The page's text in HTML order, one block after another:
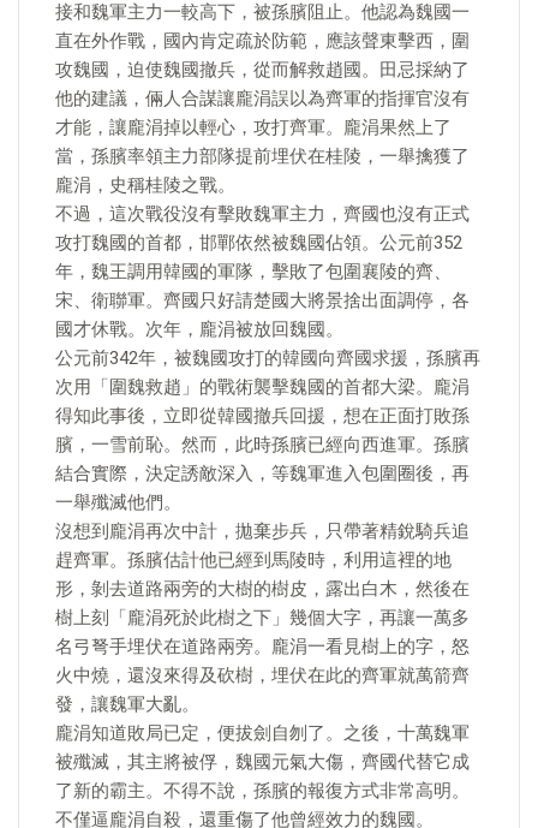
接和魏軍主力一較高下，被孫臏阻止。他認為魏國一
直在外作戰，國內肯定疏於防範，應該聲東擊西，圍
攻魏國，迫使魏國撤兵，從而解救趙國。田忌採納了
他的建議，倆人合謀讓龐涓誤以為齊軍的指揮官沒有
才能，讓龐涓掉以輕心，攻打齊軍。龐涓果然上了
當，孫臏率領主力部隊提前埋伏在桂陵，一舉擒獲了
龐涓，史稱桂陵之戰。
不過，這次戰役沒有擊敗魏軍主力，齊國也沒有正式
攻打魏國的首都，邯鄲依然被魏國佔領。公元前352
年，魏王調用韓國的軍隊，擊敗了包圍襄陵的齊、
宋、衛聯軍。齊國只好請楚國大將景捨出面調停，各
國才休戰。次年，龐涓被放回魏國。
公元前342年，被魏國攻打的韓國向齊國求援，孫臏再
次用「圍魏救趙」的戰術襲擊魏國的首都大梁。龐涓
得知此事後，立即從韓國撤兵回援，想在正面打敗孫
臏，一雪前恥。然而，此時孫臏已經向西進軍。孫臏
結合實際，決定誘敵深入，等魏軍進入包圍圈後，再
一舉殲滅他們。
沒想到龐涓再次中計，拋棄步兵，只帶著精銳騎兵追
趕齊軍。孫臏估計他已經到馬陵時，利用這裡的地
形，剝去道路兩旁的大樹的樹皮，露出白木，然後在
樹上刻「龐涓死於此樹之下」幾個大字，再讓一萬多
名弓弩手埋伏在道路兩旁。龐涓一看見樹上的字，怒
火中燒，還沒來得及砍樹，埋伏在此的齊軍就萬箭齊
發，讓魏軍大亂。
龐涓知道敗局已定，便拔劍自刎了。之後，十萬魏軍
被殲滅，其主將被俘，魏國元氣大傷，齊國代替它成
了新的霸主。不得不說，孫臏的報復方式非常高明。
不僅逼龐涓自殺，還重傷了他曾經效力的魏國。